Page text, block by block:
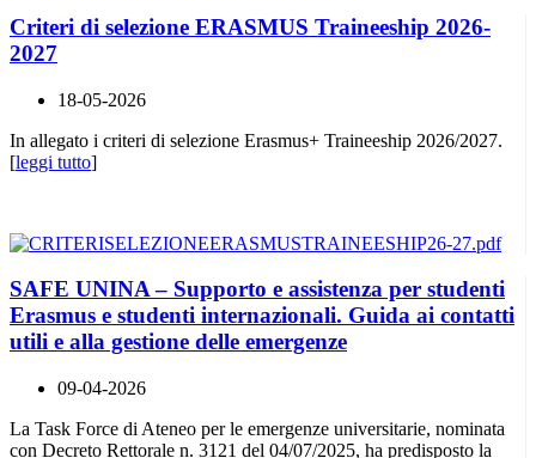
Criteri di selezione ERASMUS Traineeship 2026-
2027
18-05-2026
In allegato i criteri di selezione Erasmus+ Traineeship 2026/2027.
[leggi tutto]
SAFE UNINA – Supporto e assistenza per studenti
Erasmus e studenti internazionali. Guida ai contatti
utili e alla gestione delle emergenze
09-04-2026
La Task Force di Ateneo per le emergenze universitarie, nominata
con Decreto Rettorale n. 3121 del 04/07/2025, ha predisposto la